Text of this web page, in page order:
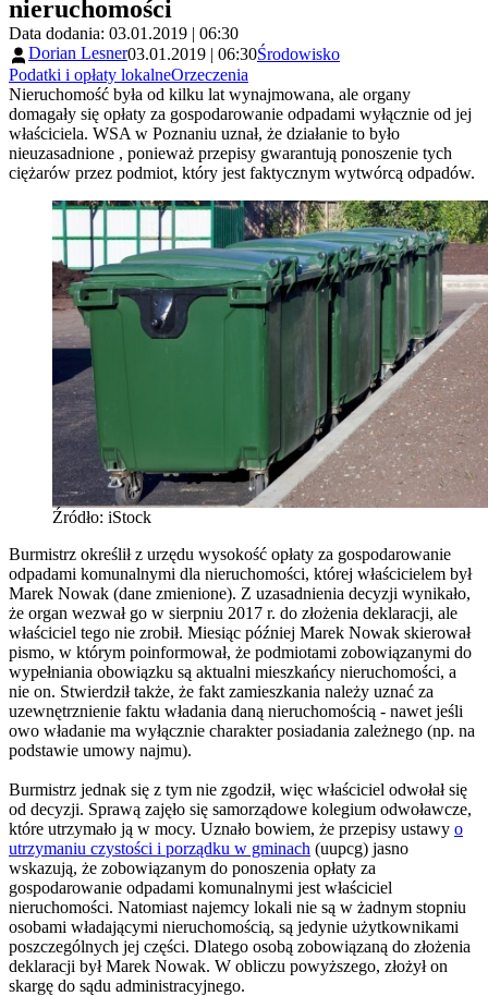
nieruchomości
Data dodania: 03.01.2019 | 06:30
Dorian Lesner03.01.2019 | 06:30Środowisko
Podatki i opłaty lokalneOrzeczenia
Nieruchomość była od kilku lat wynajmowana, ale organy
domagały się opłaty za gospodarowanie odpadami wyłącznie od jej
właściciela. WSA w Poznaniu uznał, że działanie to było
nieuzasadnione , ponieważ przepisy gwarantują ponoszenie tych
ciężarów przez podmiot, który jest faktycznym wytwórcą odpadów.
Źródło: iStock
Burmistrz określił z urzędu wysokość opłaty za gospodarowanie
odpadami komunalnymi dla nieruchomości, której właścicielem był
Marek Nowak (dane zmienione). Z uzasadnienia decyzji wynikało,
że organ wezwał go w sierpniu 2017 r. do złożenia deklaracji, ale
właściciel tego nie zrobił. Miesiąc później Marek Nowak skierował
pismo, w którym poinformował, że podmiotami zobowiązanymi do
wypełniania obowiązku są aktualni mieszkańcy nieruchomości, a
nie on. Stwierdził także, że fakt zamieszkania należy uznać za
uzewnętrznienie faktu władania daną nieruchomością - nawet jeśli
owo władanie ma wyłącznie charakter posiadania zależnego (np. na
podstawie umowy najmu).
Burmistrz jednak się z tym nie zgodził, więc właściciel odwołał się
od decyzji. Sprawą zajęło się samorządowe kolegium odwoławcze,
które utrzymało ją w mocy. Uznało bowiem, że przepisy ustawy o
utrzymaniu czystości i porządku w gminach (uupcg) jasno
wskazują, że zobowiązanym do ponoszenia opłaty za
gospodarowanie odpadami komunalnymi jest właściciel
nieruchomości. Natomiast najemcy lokali nie są w żadnym stopniu
osobami władającymi nieruchomością, są jedynie użytkownikami
poszczególnych jej części. Dlatego osobą zobowiązaną do złożenia
deklaracji był Marek Nowak. W obliczu powyższego, złożył on
skargę do sądu administracyjnego.